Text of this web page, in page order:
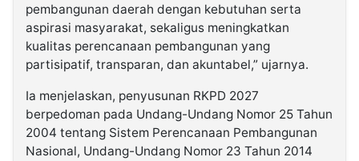
pembangunan daerah dengan kebutuhan serta
aspirasi masyarakat, sekaligus meningkatkan
kualitas perencanaan pembangunan yang
partisipatif, transparan, dan akuntabel,” ujarnya.
Ia menjelaskan, penyusunan RKPD 2027
berpedoman pada Undang-Undang Nomor 25 Tahun
2004 tentang Sistem Perencanaan Pembangunan
Nasional, Undang-Undang Nomor 23 Tahun 2014